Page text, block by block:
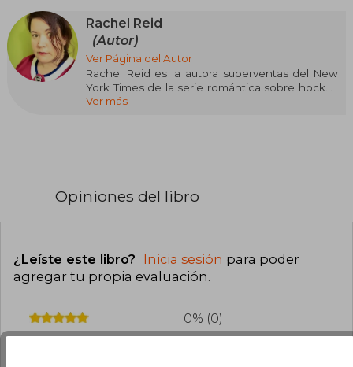
Rachel Reid
(Autor)
Ver Página del Autor
Rachel Reid es la autora superventas del New
York Times de la serie romántica sobre hockey
Game Changers, así como de las novelas
Ver más
Opiniones del libro
¿Leíste este libro? Inicia sesión para poder
agregar tu propia evaluación.
0% (0)